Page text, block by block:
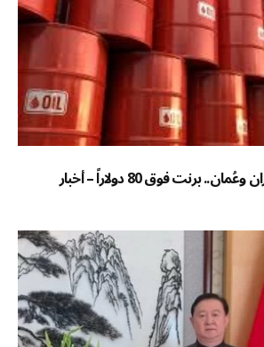
مع ترقب محادثات إيران وعُمان.. برنت فوق 80 دولاراً – أخبار